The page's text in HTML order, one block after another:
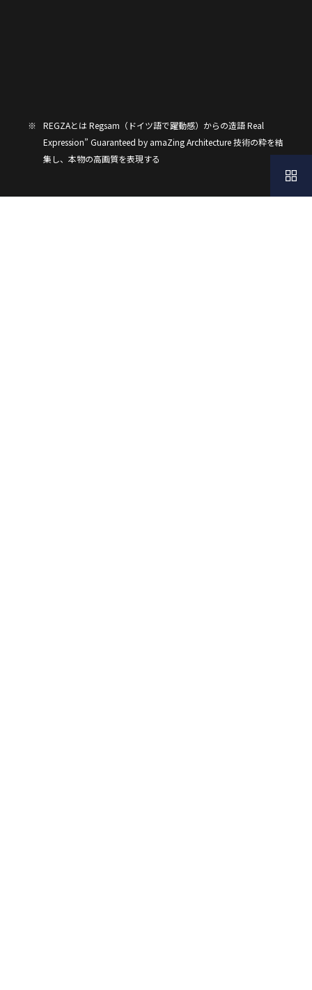
※
REGZAとは Regsam（ドイツ語で躍動感）からの造語 Real
Expression” Guaranteed by amaZing Architecture 技術の粋を結
集し、本物の高画質を表現する